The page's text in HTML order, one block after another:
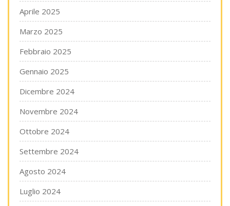
Aprile 2025
Marzo 2025
Febbraio 2025
Gennaio 2025
Dicembre 2024
Novembre 2024
Ottobre 2024
Settembre 2024
Agosto 2024
Luglio 2024